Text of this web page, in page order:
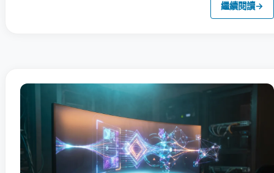
繼續閱讀→